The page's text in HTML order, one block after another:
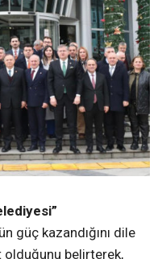
güç kazandığını dile
olduğunu belirterek,